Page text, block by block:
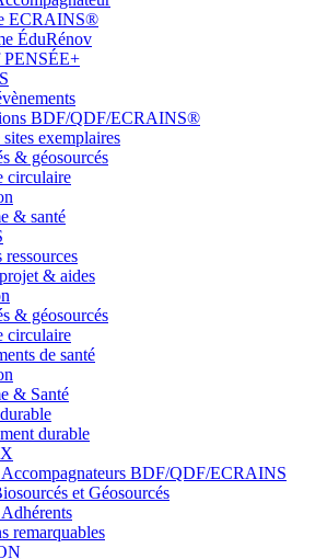
ECRAINS®
ÉduRénov
BDF/QDF/ECRAINS®
exemplaires
& géosourcés
circulaire
& santé
ressources
& aides
& géosourcés
circulaire
de santé
& Santé
durable
BDF/QDF/ECRAINS
et Géosourcés
remarquables